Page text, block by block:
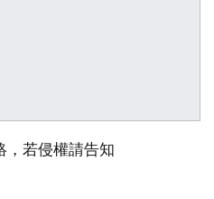
，若侵權請告知